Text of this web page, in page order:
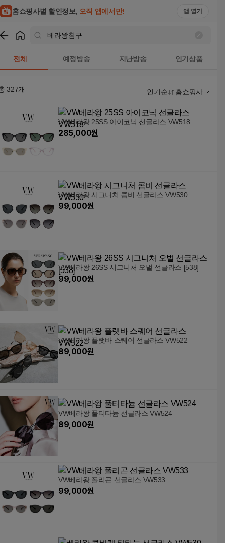
홈쇼핑사별 할인정보, 오직 앱에서만! 앱 열기
전체 예정방송 지난방송 인기상품
327개 인기순 홈쇼핑사
VW베라왕 25SS 아이코닉 선글라스 VW518
285,000원
VW베라왕 시그니처 콤비 선글라스 VW530
99,000원
VW베라왕 26SS 시그니처 오벌 선글라스 [538]
99,000원
VW베라왕 플랫바 스퀘어 선글라스 VW522
89,000원
VW베라왕 풀티타늄 선글라스 VW524
89,000원
VW베라왕 폴리곤 선글라스 VW533
99,000원